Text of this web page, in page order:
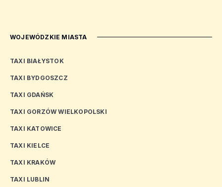
WOJEWÓDZKIE MIASTA
TAXI BIAŁYSTOK
TAXI BYDGOSZCZ
TAXI GDAŃSK
TAXI GORZÓW WIELKOPOLSKI
TAXI KATOWICE
TAXI KIELCE
TAXI KRAKÓW
TAXI LUBLIN